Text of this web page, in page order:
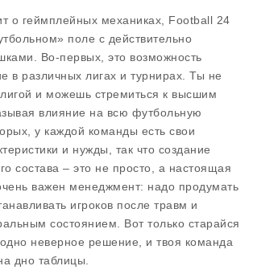
о геймплейных механиках , Football 24
поле с действительно
Во-первых, это возможность
в различных лигах и турнирах. Ты не
и можешь стремиться к высшим
влияние на всю футбольную
у каждой команды есть свои
и нужды, так что создание
состава – это не просто, а настоящая
важен менеджмент: надо продумать
игроков после травм и
состоянием. Вот только старайся
одно неверное решение, и твоя команда
дно таблицы.